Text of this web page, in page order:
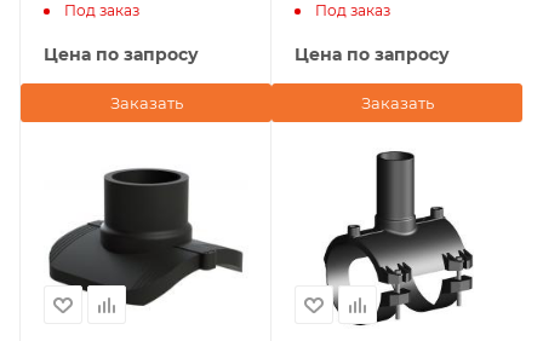
Под заказ
Цена по запросу
Заказать
Под заказ
Цена по запросу
Заказать